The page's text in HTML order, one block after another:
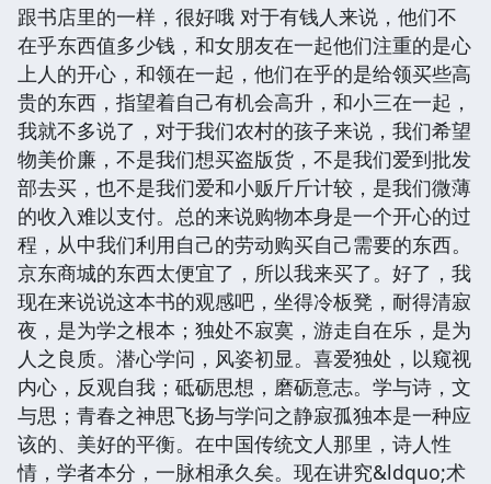
跟书店里的一样，很好哦 对于有钱人来说，他们不
在乎东西值多少钱，和女朋友在一起他们注重的是心
上人的开心，和领在一起，他们在乎的是给领买些高
贵的东西，指望着自己有机会高升，和小三在一起，
我就不多说了，对于我们农村的孩子来说，我们希望
物美价廉，不是我们想买盗版货，不是我们爱到批发
部去买，也不是我们爱和小贩斤斤计较，是我们微薄
的收入难以支付。总的来说购物本身是一个开心的过
程，从中我们利用自己的劳动购买自己需要的东西。
京东商城的东西太便宜了，所以我来买了。好了，我
现在来说说这本书的观感吧，坐得冷板凳，耐得清寂
夜，是为学之根本；独处不寂寞，游走自在乐，是为
人之良质。潜心学问，风姿初显。喜爱独处，以窥视
内心，反观自我；砥砺思想，磨砺意志。学与诗，文
与思；青春之神思飞扬与学问之静寂孤独本是一种应
该的、美好的平衡。在中国传统文人那里，诗人性
情，学者本分，一脉相承久矣。现在讲究&ldquo;术